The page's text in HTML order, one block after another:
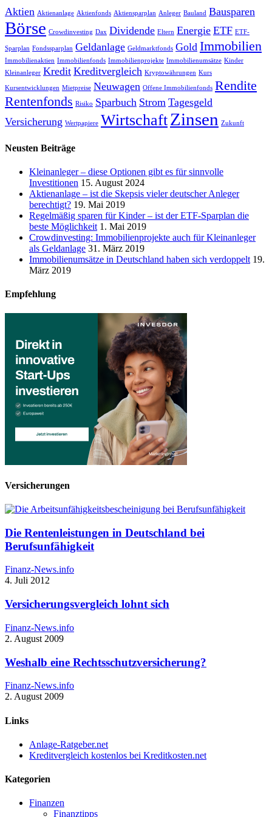
Aktien Aktienanlage Aktienfonds Aktiensparplan Anleger Bauland Bausparen
Börse Crowdinvesting Dax Dividende Eltern Energie ETF ETF-
Sparplan Fondssparplan Geldanlage Geldmarktfonds Gold Immobilien
Immobilienaktien Immobilienfonds Immobilienprojekte Immobilienumsätze Kinder
Kleinanleger Kredit Kreditvergleich Kryptowährungen Kurs
Kursentwicklungen Mietpreise Neuwagen Offene Immobilienfonds Rendite
Rentenfonds Risiko Sparbuch Strom Tagesgeld
Versicherung Wertpapiere WirtschaftZinsen Zukunft
Neusten Beiträge
Kleinanleger – diese Optionen gibt es für sinnvolle
Investitionen 15. August 2024
Aktienanlage – ist die Skepsis vieler deutscher Anleger
berechtigt? 19. Mai 2019
Regelmäßig sparen für Kinder – ist der ETF-Sparplan die
beste Möglichkeit 1. Mai 2019
Crowdinvesting: Immobilienprojekte auch für Kleinanleger
als Geldanlage 31. März 2019
Immobilienumsätze in Deutschland haben sich verdoppelt 19.
März 2019
Empfehlung
Versicherungen
Die Rentenleistungen in Deutschland bei
Berufsunfähigkeit
Finanz-News.info
4. Juli 2012
Versicherungsvergleich lohnt sich
Finanz-News.info
2. August 2009
Weshalb eine Rechtsschutzversicherung?
Finanz-News.info
2. August 2009
Links
Anlage-Ratgeber.net
Kreditvergleich kostenlos bei Kreditkosten.net
Kategorien
Finanzen
Finanztipps